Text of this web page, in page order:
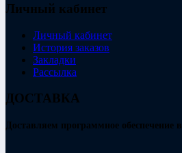
Личный кабинет
Личный кабинет
История заказов
Закладки
Рассылка
ДОСТАВКА
Доставляем программное обеспечение в